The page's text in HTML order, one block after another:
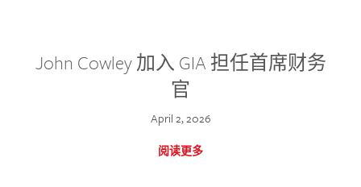
John Cowley 加入 GIA 担任首席财务
官
April 2, 2026
阅读更多